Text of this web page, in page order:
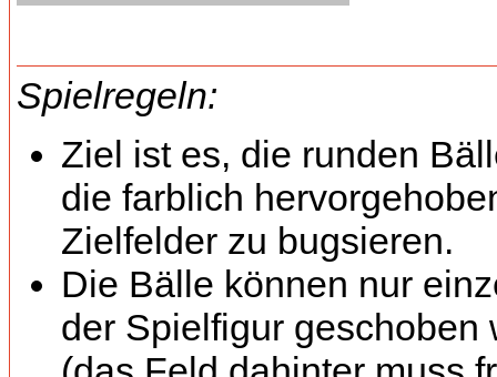
Spielregeln:
Ziel ist es, die runden
die farblich
Zielfelder zu bugsieren.
Die Bälle können nur
der Spielfigur geschoben